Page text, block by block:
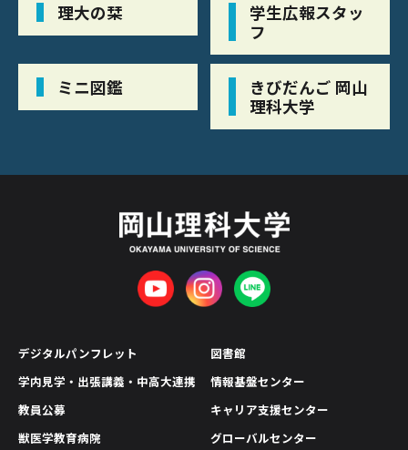
理大の栞
学生広報スタッ
フ
ミニ図鑑
きびだんご 岡山
理科大学
デジタルパンフレット
学内見学・出張講義・中高大連携
教員公募
獣医学教育病院
図書館
情報基盤センター
キャリア支援センター
グローバルセンター